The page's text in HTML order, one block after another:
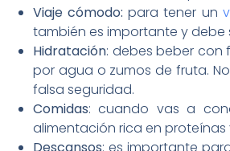
Viaje cómodo: para tener un
también es importante y debe
Hidratación: debes beber con
por agua o zumos de fruta.
falsa seguridad.
Comidas: cuando vas a
alimentación rica en